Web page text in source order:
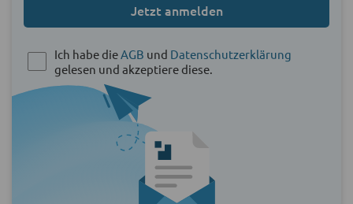
Jetzt anmelden
Ich habe die AGB und Datenschutzerklärung
gelesen und akzeptiere diese.